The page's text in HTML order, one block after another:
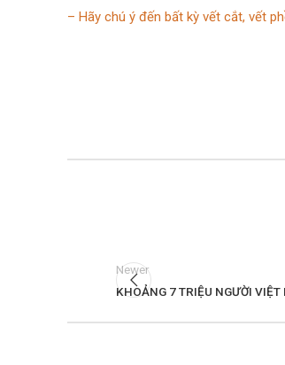
– Hãy chú ý đến bất kỳ vết cắt, vết
Newer
KHOẢNG 7 TRIỆU NGƯỜI